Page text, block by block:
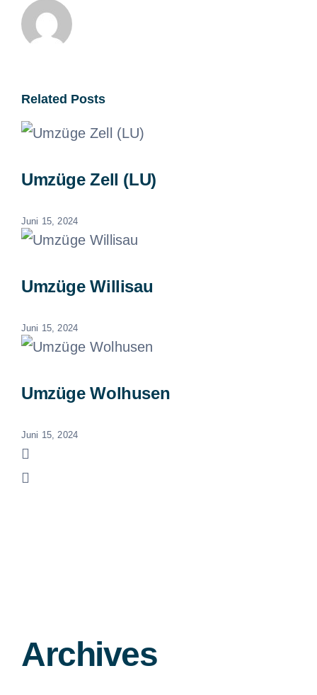
Related Posts
Umzüge Zell (LU)
Juni 15, 2024
Umzüge Willisau
Juni 15, 2024
Umzüge Wolhusen
Juni 15, 2024
Archives